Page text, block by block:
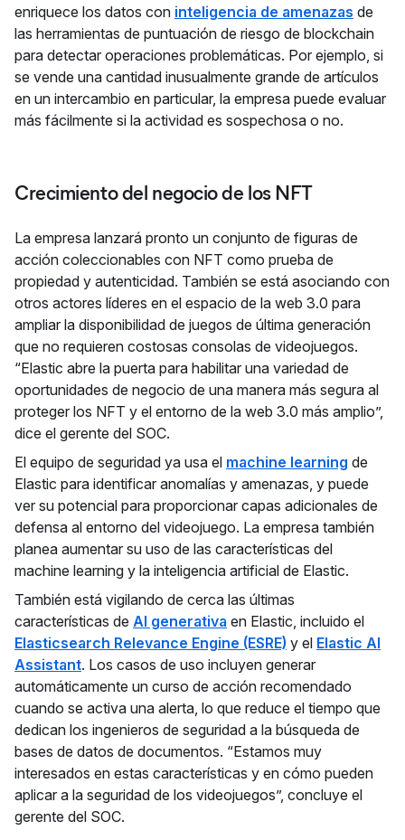
enriquece los datos con inteligencia de amenazas de
las herramientas de puntuación de riesgo de blockchain
para detectar operaciones problemáticas. Por ejemplo, si
se vende una cantidad inusualmente grande de artículos
en un intercambio en particular, la empresa puede evaluar
más fácilmente si la actividad es sospechosa o no.
Crecimiento del negocio de los NFT
La empresa lanzará pronto un conjunto de figuras de
acción coleccionables con NFT como prueba de
propiedad y autenticidad. También se está asociando con
otros actores líderes en el espacio de la web 3.0 para
ampliar la disponibilidad de juegos de última generación
que no requieren costosas consolas de videojuegos.
“Elastic abre la puerta para habilitar una variedad de
oportunidades de negocio de una manera más segura al
proteger los NFT y el entorno de la web 3.0 más amplio”,
dice el gerente del SOC.
El equipo de seguridad ya usa el machine learning de
Elastic para identificar anomalías y amenazas, y puede
ver su potencial para proporcionar capas adicionales de
defensa al entorno del videojuego. La empresa también
planea aumentar su uso de las características del
machine learning y la inteligencia artificial de Elastic.
También está vigilando de cerca las últimas
características de AI generativa en Elastic, incluido el
Elasticsearch Relevance Engine (ESRE) y el Elastic AI
Assistant. Los casos de uso incluyen generar
automáticamente un curso de acción recomendado
cuando se activa una alerta, lo que reduce el tiempo que
dedican los ingenieros de seguridad a la búsqueda de
bases de datos de documentos. “Estamos muy
interesados en estas características y en cómo pueden
aplicar a la seguridad de los videojuegos”, concluye el
gerente del SOC.